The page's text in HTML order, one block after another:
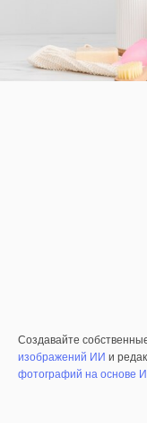
Создавайте
изображений ИИ и
фотографий на основе